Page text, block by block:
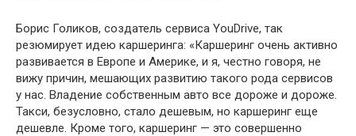
Борис Голиков, создатель сервиса YouDrive, так
резюмирует идею каршеринга: «Каршеринг очень активно
развивается в Европе и Америке, и я, честно говоря, не
вижу причин, мешающих развитию такого рода сервисов
у нас. Владение собственным авто все дороже и дороже.
Такси, безусловно, стало дешевым, но каршеринг еще
дешевле. Кроме того, каршеринг — это совершенно